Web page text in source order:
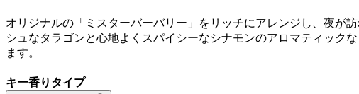
オリジナルの「ミスターバーバリー」をリッチにアレンジし、夜が
シュなタラゴンと心地よくスパイシーなシナモンのアロマティック
ます。
キー香りタイプ